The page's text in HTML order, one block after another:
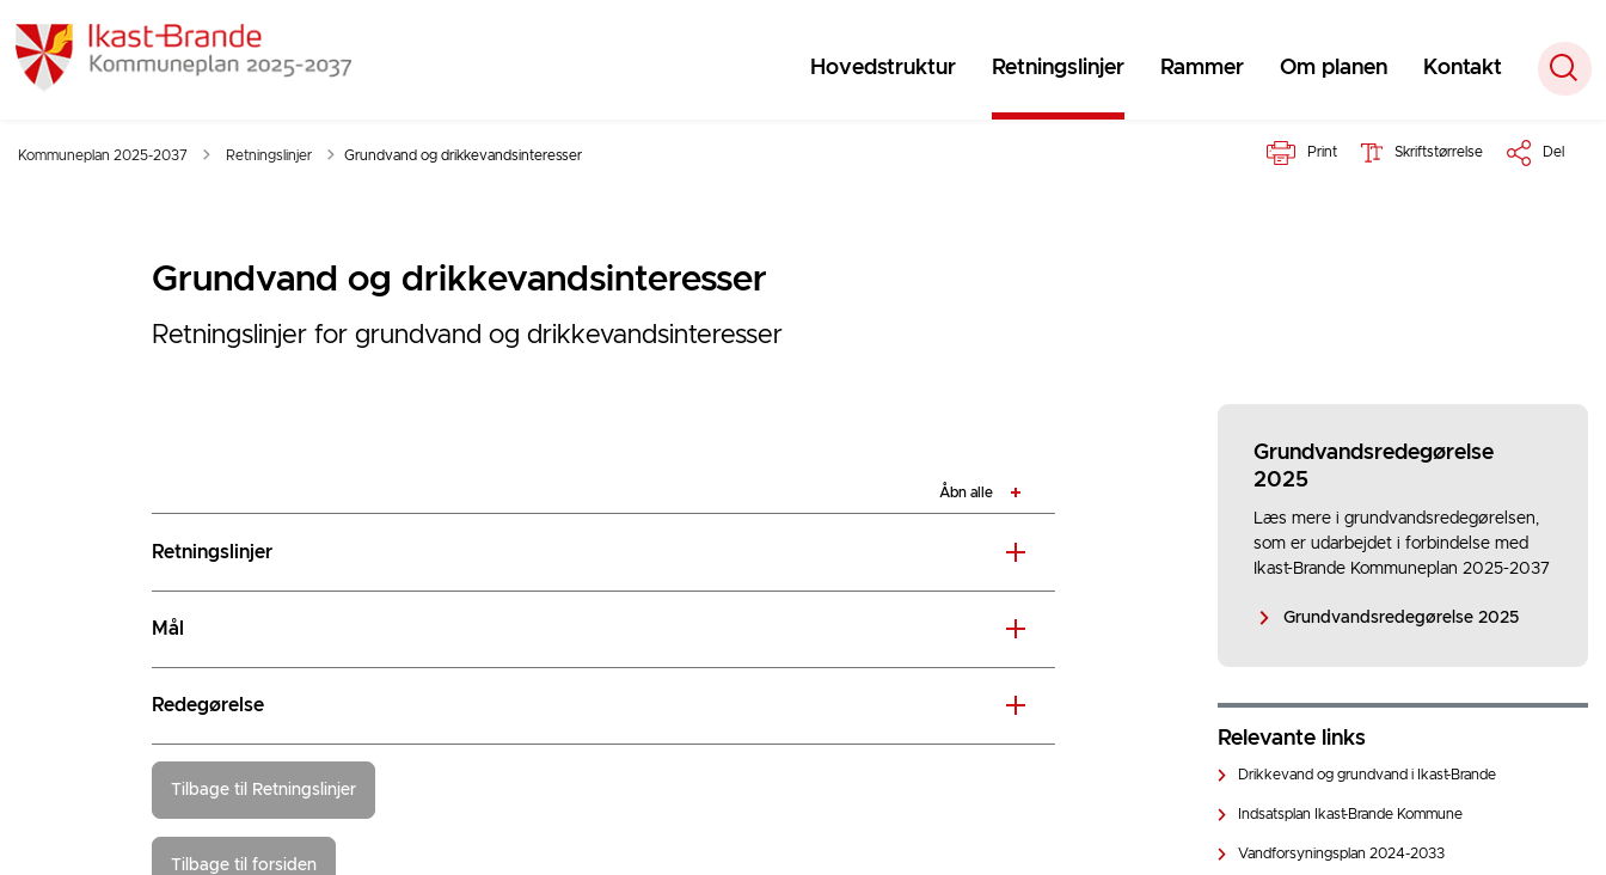
Hovedstruktur Retningslinjer Rammer Om planen Kontakt
Kommuneplan 2025-2037
Tilbage til
Retningslinjer Grundvand og drikkevandsinteresser Print Skriftstørrelse Del
Grundvand og drikkevandsinteresser
Retningslinjer for grundvand og drikkevandsinteresser
Åbn alle
Retningslinjer
Mål
Redegørelse
Tilbage til Retningslinjer
Tilbage til forsiden
Grundvandsredegørelse
2025
Læs mere i grundvandsredegørelsen,
som er udarbejdet i forbindelse med
Ikast-Brande Kommuneplan 2025-2037
Grundvandsredegørelse 2025
Relevante links
Drikkevand og grundvand i Ikast-Brande
Indsatsplan Ikast-Brande Kommune
Vandforsyningsplan 2024-2033